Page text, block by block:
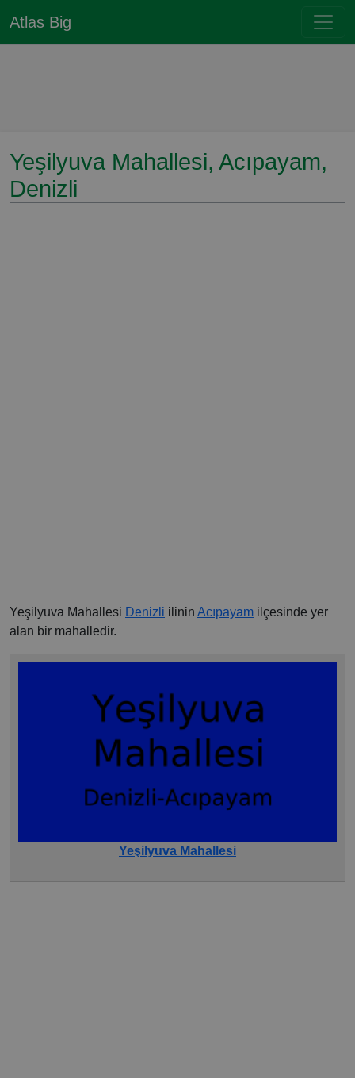
Atlas Big
Yeşilyuva Mahallesi, Acıpayam,
Denizli
Yeşilyuva Mahallesi Denizli ilinin Acıpayam ilçesinde yer
alan bir mahalledir.
Yeşilyuva Mahallesi